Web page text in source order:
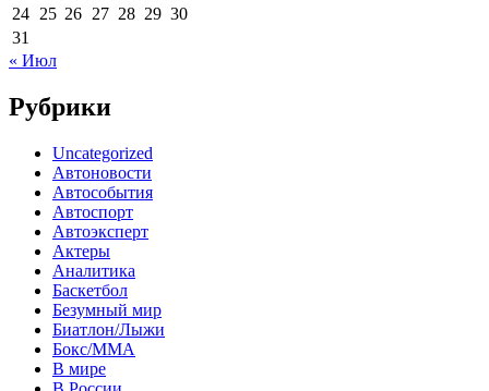
24 25 26 27 28 29 30
31
« Июл
Рубрики
Uncategorized
Автоновости
Автособытия
Автоспорт
Автоэксперт
Актеры
Аналитика
Баскетбол
Безумный мир
Биатлон/Лыжи
Бокс/MMA
В мире